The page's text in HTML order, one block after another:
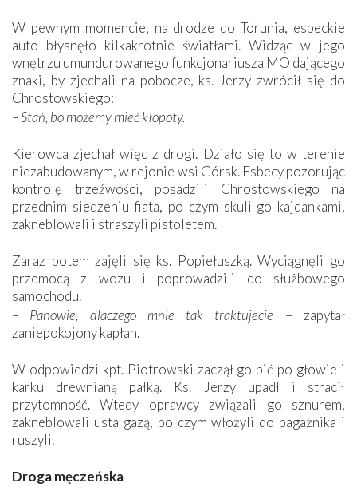
W pewnym momencie, na drodze do Torunia, esbeckie
auto błysnęło kilkakrotnie światłami. Widząc w jego
wnętrzu umundurowanego funkcjonariusza MO dającego
znaki, by zjechali na pobocze, ks. Jerzy zwrócił się do
Chrostowskiego:
– Stań, bo możemy mieć kłopoty.
Kierowca zjechał więc z drogi. Działo się to w terenie
niezabudowanym, w rejonie wsi Górsk. Esbecy pozorując
kontrolę trzeźwości, posadzili Chrostowskiego na
przednim siedzeniu fiata, po czym skuli go kajdankami,
zakneblowali i straszyli pistoletem.
Zaraz potem zajęli się ks. Popiełuszką. Wyciągnęli go
przemocą z wozu i poprowadzili do służbowego
samochodu.
– Panowie, dlaczego mnie tak traktujecie – zapytał
zaniepokojony kapłan.
W odpowiedzi kpt. Piotrowski zaczął go bić po głowie i
karku drewnianą pałką. Ks. Jerzy upadł i stracił
przytomność. Wtedy oprawcy związali go sznurem,
zakneblowali usta gazą, po czym włożyli do bagażnika i
ruszyli.
Droga męczeńska